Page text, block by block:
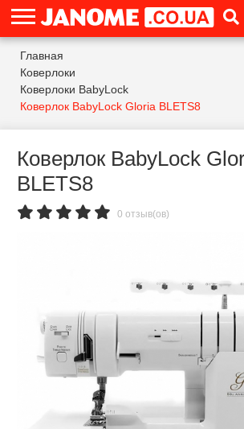
Главная
Коверлоки
Коверлоки BabyLock
Коверлок BabyLock Gloria BLETS8
Коверлок BabyLock
BLETS8
0 отзыв(ов)